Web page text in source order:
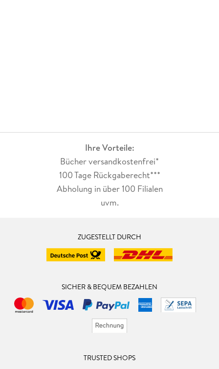
Ihre Vorteile:
Bücher versandkostenfrei*
100 Tage Rückgaberecht***
Abholung in über 100 Filialen
uvm.
ZUGESTELLT DURCH
SICHER & BEQUEM BEZAHLEN
TRUSTED SHOPS